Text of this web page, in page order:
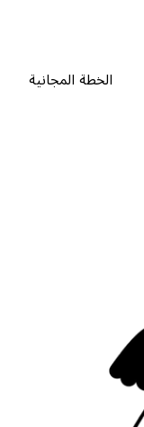
الخطة المجانية